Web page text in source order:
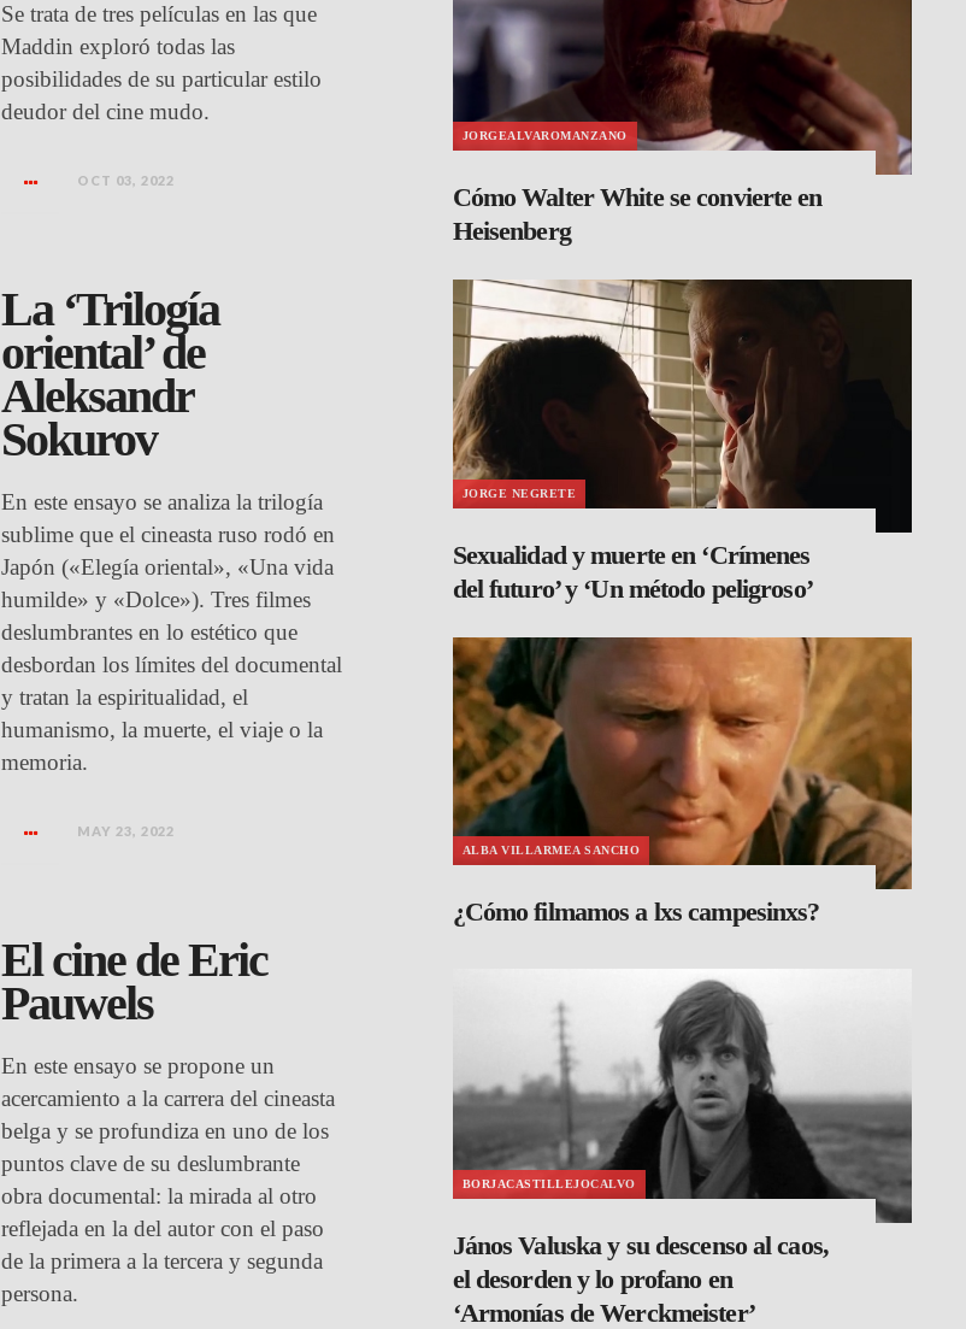
Se trata de tres películas en las que
Maddin exploró todas las
posibilidades de su particular estilo
deudor del cine mudo.
OCT 03, 2022
La ‘Trilogía
oriental’ de
Aleksandr
Sokurov
En este ensayo se analiza la trilogía
sublime que el cineasta ruso rodó en
Japón («Elegía oriental», «Una vida
humilde» y «Dolce»). Tres filmes
deslumbrantes en lo estético que
desbordan los límites del documental
y tratan la espiritualidad, el
humanismo, la muerte, el viaje o la
memoria.
MAY 23, 2022
El cine de Eric
Pauwels
En este ensayo se propone un
acercamiento a la carrera del cineasta
belga y se profundiza en uno de los
puntos clave de su deslumbrante
obra documental: la mirada al otro
reflejada en la del autor con el paso
de la primera a la tercera y segunda
persona.
JORGEALVAROMANZANO
Cómo Walter White se convierte en
Heisenberg
JORGE NEGRETE
Sexualidad y muerte en ‘Crímenes
del futuro’ y ‘Un método peligroso’
ALBA VILLARMEA SANCHO
¿Cómo filmamos a lxs campesinxs?
BORJACASTILLEJOCALVO
János Valuska y su descenso al caos,
el desorden y lo profano en
‘Armonías de Werckmeister’